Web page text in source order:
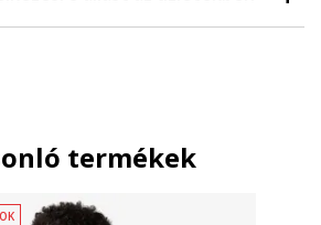
termékek